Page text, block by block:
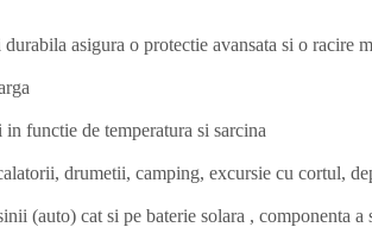
asigura o protectie avansata si o racire
functie de temperatura si sarcina
drumetii, camping, excursie cu cortul,
(auto) cat si pe baterie solara , componenta